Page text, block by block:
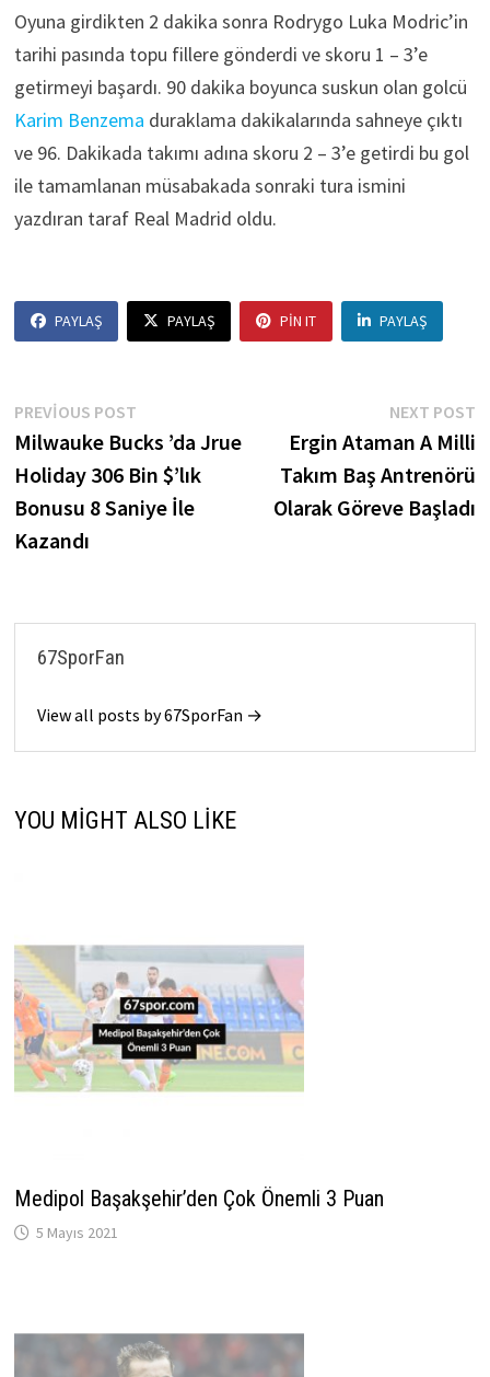
Oyuna girdikten 2 dakika sonra Rodrygo Luka Modric’in
tarihi pasında topu fillere gönderdi ve skoru 1 – 3’e
getirmeyi başardı. 90 dakika boyunca suskun olan golcü
Karim Benzema duraklama dakikalarında sahneye çıktı
ve 96. Dakikada takımı adına skoru 2 – 3’e getirdi bu gol
ile tamamlanan müsabakada sonraki tura ismini
yazdıran taraf Real Madrid oldu.
PAYLAŞ PAYLAŞ PIN IT PAYLAŞ
Yazı
gezinmesi
PREVIOUS POSTPrevious
post:
Milwauke Bucks ’da Jrue
Holiday 306 Bin $’lık
Bonusu 8 Saniye İle
Kazandı
NEXT POST
Ergin Ataman A Milli
Takım Baş Antrenörü
Olarak Göreve Başladı
67SporFan
View all posts by 67SporFan →
YOU MIGHT ALSO LIKE
Medipol Başakşehir’den Çok Önemli 3 Puan
5 Mayıs 2021